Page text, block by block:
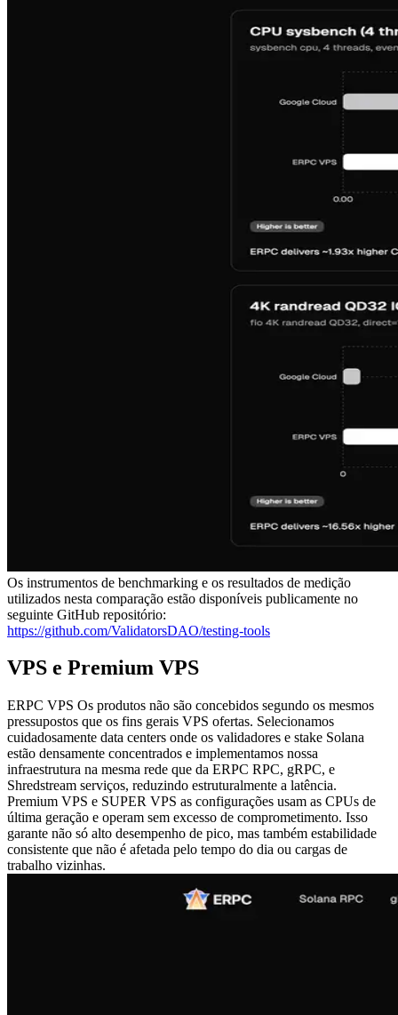
Os instrumentos de benchmarking e os resultados de medição
utilizados nesta comparação estão disponíveis publicamente no
seguinte GitHub repositório:
https://github.com/ValidatorsDAO/testing-tools
VPS e Premium VPS
ERPC VPS Os produtos não são concebidos segundo os mesmos
pressupostos que os fins gerais VPS ofertas. Selecionamos
cuidadosamente data centers onde os validadores e stake Solana
estão densamente concentrados e implementamos nossa
infraestrutura na mesma rede que da ERPC RPC, gRPC, e
Shredstream serviços, reduzindo estruturalmente a latência.
Premium VPS e SUPER VPS as configurações usam as CPUs de
última geração e operam sem excesso de comprometimento. Isso
garante não só alto desempenho de pico, mas também estabilidade
consistente que não é afetada pelo tempo do dia ou cargas de
trabalho vizinhas.